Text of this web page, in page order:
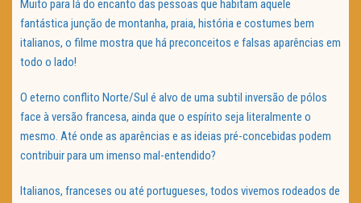
Muito para lá do encanto das pessoas que habitam aquele
fantástica junção de montanha, praia, história e costumes bem
italianos, o filme mostra que há preconceitos e falsas aparências em
todo o lado!
O eterno conflito Norte/Sul é alvo de uma subtil inversão de pólos
face à versão francesa, ainda que o espírito seja literalmente o
mesmo. Até onde as aparências e as ideias pré-concebidas podem
contribuir para um imenso mal-entendido?
Italianos, franceses ou até portugueses, todos vivemos rodeados de